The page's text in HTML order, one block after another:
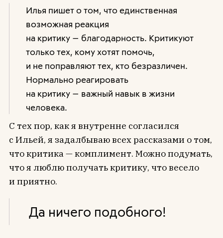
Илья пишет о том, что единственная
возможная реакция
на критику — благодарность. Критикуют
только тех, кому хотят помочь,
и не поправляют тех, кто безразличен.
Нормально реагировать
на критику — важный навык в жизни
человека.
С тех пор, как я внутренне согласился
с Ильей, я задалбываю всех рассказами о том,
что критика — комплимент. Можно подумать,
что я люблю получать критику, что весело
и приятно.
Да ничего подобного!